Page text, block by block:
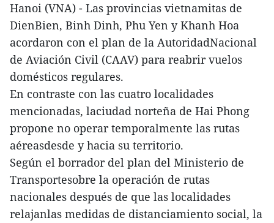
Hanoi (VNA) - Las provincias vietnamitas de
DienBien, Binh Dinh, Phu Yen y Khanh Hoa
acordaron con el plan de la AutoridadNacional
de Aviación Civil (CAAV) para reabrir vuelos
domésticos regulares.
En contraste con las cuatro localidades
mencionadas, laciudad norteña de Hai Phong
propone no operar temporalmente las rutas
aéreasdesde y hacia su territorio.
Según el borrador del plan del Ministerio de
Transportesobre la operación de rutas
nacionales después de que las localidades
relajanlas medidas de distanciamiento social, la